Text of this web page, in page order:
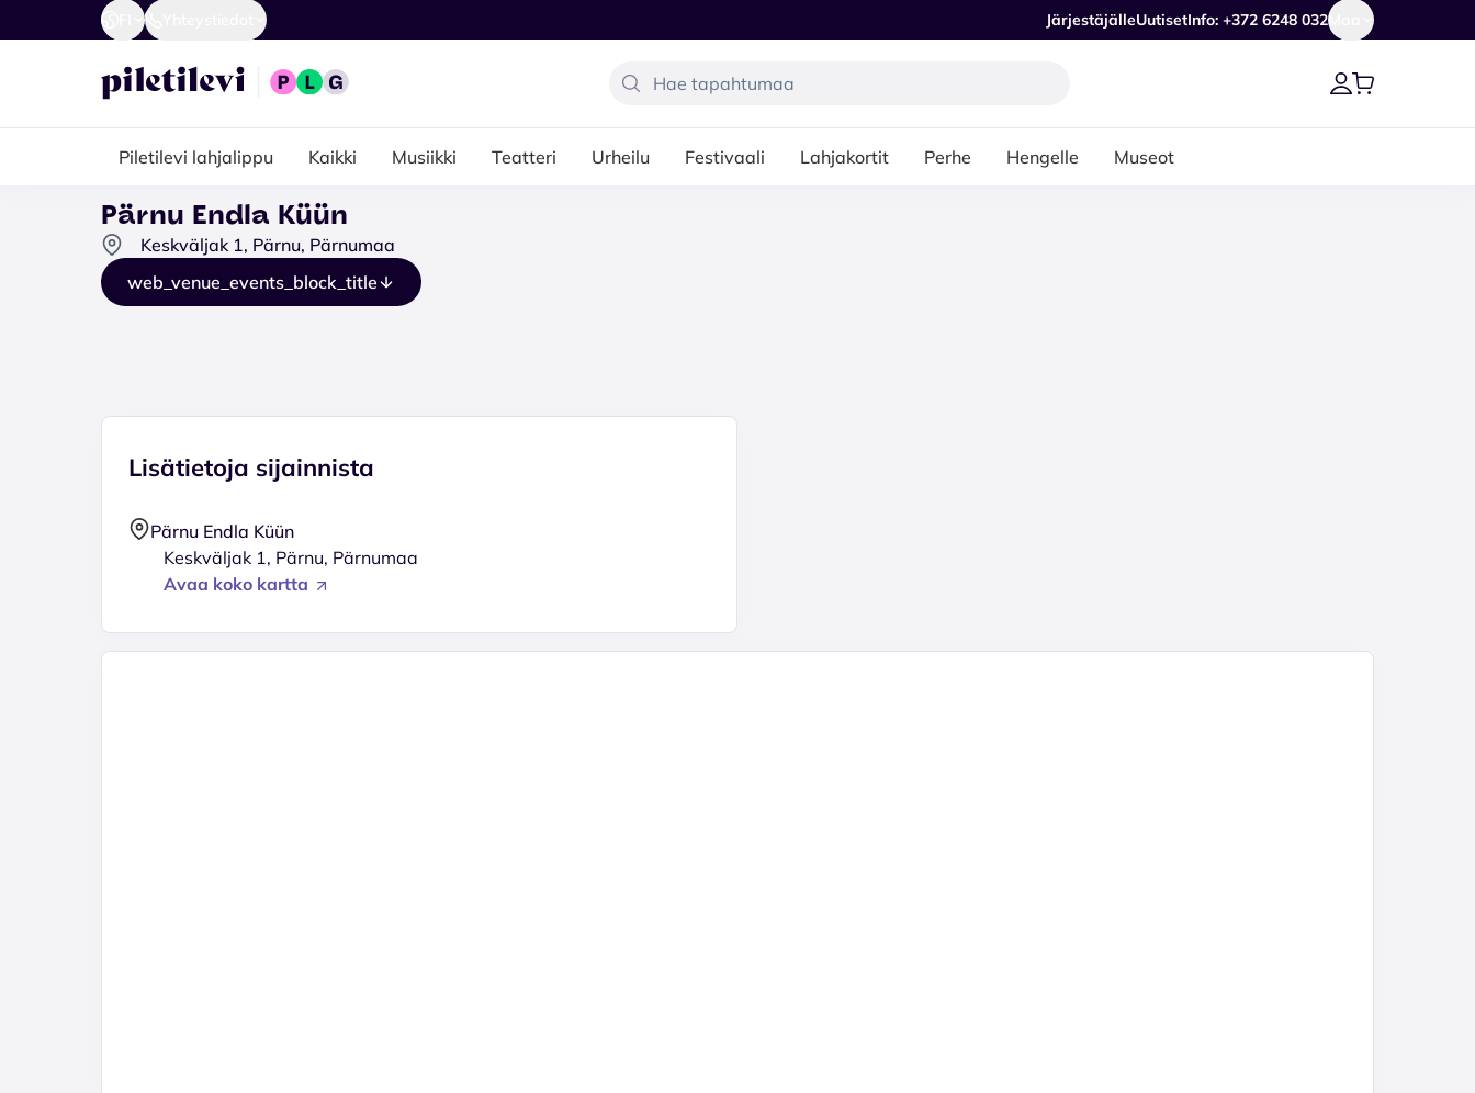
JärjestäjälleUutisetInfo: +372 6248 032Maa
Piletilevi lahjalippu Kaikki Musiikki Teatteri Urheilu Festivaali Lahjakortit Perhe Hengelle Museot
Pärnu Endla Küün
Keskväljak 1, Pärnu, Pärnumaa
web_venue_events_block_title
Lisätietoja sijainnista
Pärnu Endla Küün
Keskväljak 1, Pärnu, Pärnumaa
Avaa koko kartta